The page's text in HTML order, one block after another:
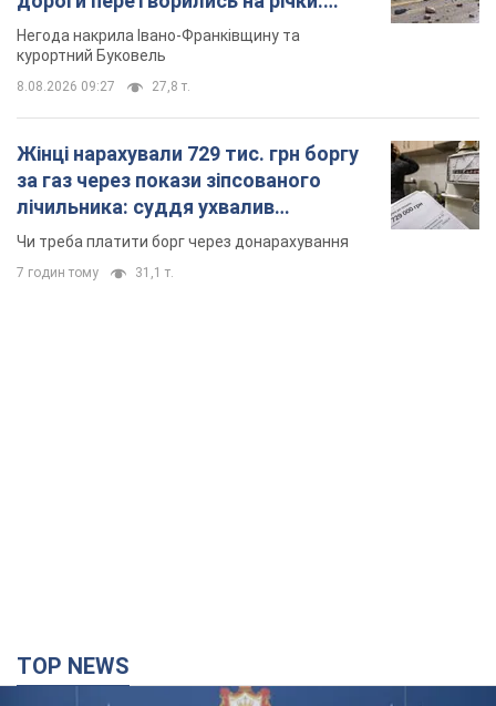
Відео
Негода накрила Івано-Франківщину та
курортний Буковель
8.08.2026 09:27 27,8 т.
Жінці нарахували 729 тис. грн боргу
за газ через покази зіпсованого
лічильника: суддя ухвалив
неочікуване рішення
Чи треба платити борг через донарахування
7 годин тому 31,1 т.
TOP NEWS